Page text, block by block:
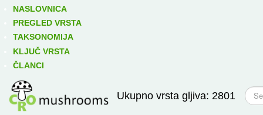
NASLOVNICA
PREGLED VRSTA
TAKSONOMIJA
KLJUČ VRSTA
ČLANCI
Ukupno vrsta gljiva: 2801
T
r
Izravno podređene niže takse: